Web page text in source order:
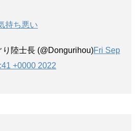
持ち悪い
陸士長 (@Dongurihou)Fri Sep
+0000 2022